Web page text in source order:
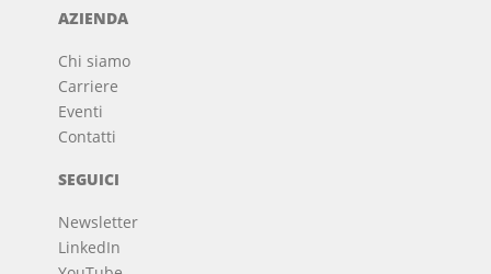
AZIENDA
Chi siamo
Carriere
Eventi
Contatti
SEGUICI
Newsletter
LinkedIn